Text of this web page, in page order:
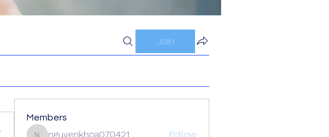
Join
Members
nguyenkhoa070421
Follow